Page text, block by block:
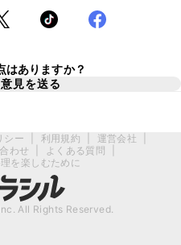
はありますか？
見を送る
シー 利用規約 運営会社
わせ
よくある質問
を楽しむために
All Rights Reserved.